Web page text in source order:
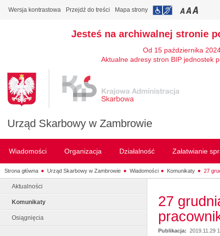
Wersja kontrastowa Przejdź do treści Mapa strony
Jesteś na archiwalnej stronie
Od 15 października
Aktualne adresy stron BIP jednostek
Urząd Skarbowy w Zambrowie
Wiadomości Organizacja Działalność Załatwianie
Strona główna Urząd Skarbowy w Zambrowie Wiadomości Komunikaty 27
Aktualności
Komunikaty
Osiągnięcia
27
Publikacja: 2019.11.29